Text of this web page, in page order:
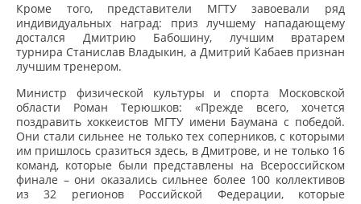
Кроме того, представители МГТУ завоевали ряд
индивидуальных наград: приз лучшему нападающему
достался Дмитрию Бабошину, лучшим вратарем
турнира Станислав Владыкин, а Дмитрий Кабаев признан
лучшим тренером.
Министр физической культуры и спорта Московской
области Роман Терюшков: «Прежде всего, хочется
поздравить хоккеистов МГТУ имени Баумана с победой.
Они стали сильнее не только тех соперников, с которыми
им пришлось сразиться здесь, в Дмитрове, и не только 16
команд, которые были представлены на Всероссийском
финале – они оказались сильнее более 100 коллективов
из 32 регионов Российской Федерации, которые